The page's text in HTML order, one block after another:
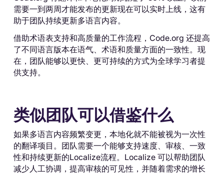
需要一到两周才能发布的更新现在可以实时上线，这有
助于团队持续更新多语言内容。
借助术语表支持和高质量的工作流程，Code.org 还提高
了不同语言版本在语气、术语和质量方面的一致性。现
在，团队能够以更快、更可持续的方式为全球学习者提
供支持。
类似团队可以借鉴什么
如果多语言内容频繁变更，本地化就不能被视为一次性
的翻译项目。团队需要一个能够支持速度、审核、一致
性和持续更新的Localize流程。Localize 可以帮助团队
减少人工协调，提高审核的可见性，并随着需求的增长